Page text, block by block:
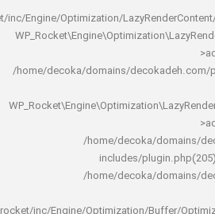
rocket/inc/Engine/Optimization/
/home/decoka/domains/
/home/decoka/
includes/
/home/decoka/